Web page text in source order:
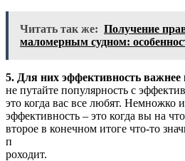
Читать так же: Получение
маломерным судном:
5. Для них эффективность важнее
не путайте популярность с
это когда вас все любят. Немножко
эффективность – это когда вы на
второе в конечном итоге что-то
п
роходит.